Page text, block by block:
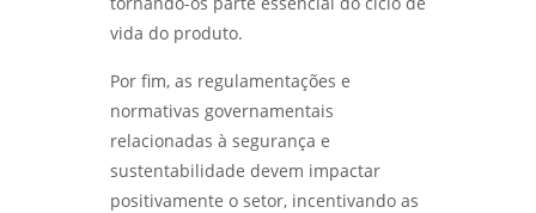
vida do produto.
Por fim, as regulamentações e
normativas governamentais
relacionadas à segurança e
sustentabilidade devem impactar
positivamente o setor, incentivando as